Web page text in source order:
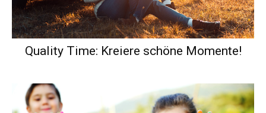
Quality Time: Kreiere schöne Momente!